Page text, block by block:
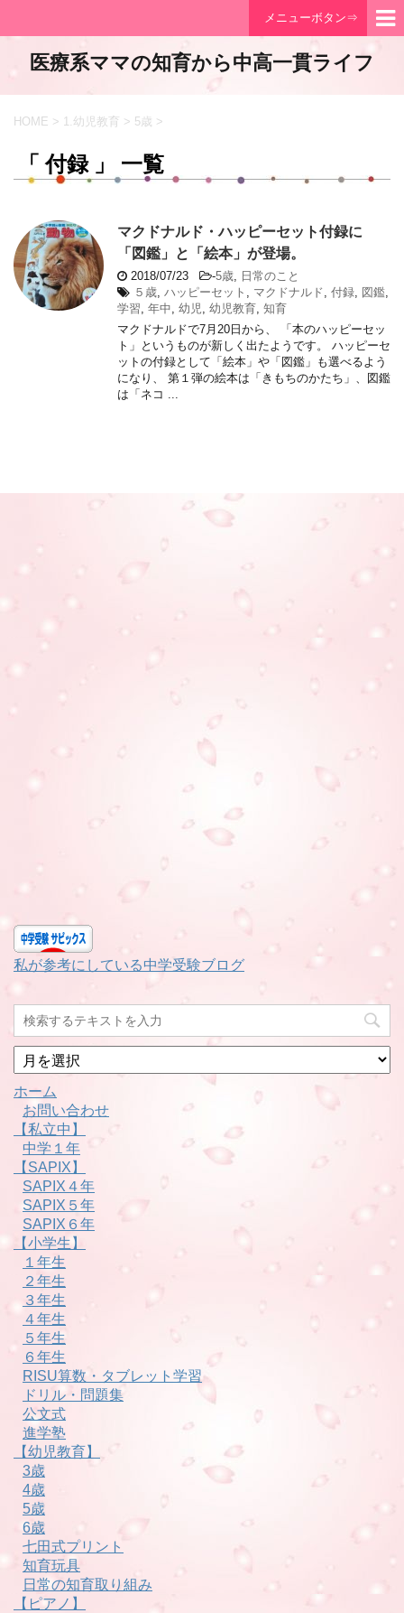
メニューボタン⇒
医療系ママの知育から中高一貫ライフ
HOME > 1.幼児教育 > 5歳 >
「 付録 」 一覧
マクドナルド・ハッピーセット付録に
「図鑑」と「絵本」が登場。
2018/07/23 -5歳, 日常のこと
５歳, ハッピーセット , マクドナルド, 付録, 図鑑,
学習, 年中, 幼児, 幼児教育, 知育
マクドナルドで7月20日から、 「本のハッピーセッ
ト」というものが新しく出たようです。 ハッピーセ
ットの付録として「絵本」や「図鑑」も選べるよう
になり、 第１弾の絵本は「きもちのかたち」、図鑑
は「ネコ ...
私が参考にしている中学受験ブログ
月
別
ホーム
お問い合わせ
【私立中】
中学１年
【SAPIX】
SAPIX４年
SAPIX５年
SAPIX６年
【小学生】
１年生
２年生
３年生
４年生
５年生
６年生
RISU算数・タブレット学習
ドリル・問題集
公文式
進学塾
【幼児教育】
3歳
4歳
5歳
6歳
七田式プリント
知育玩具
日常の知育取り組み
【ピアノ】